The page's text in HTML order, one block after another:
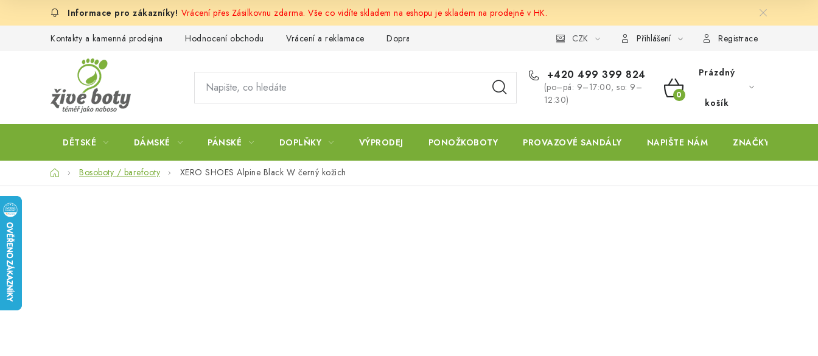
Vrácení přes Zásilkovnu zdarma. Vše co vidíte skladem na eshopu je skladem na prodejně v HK.
Kontakty a kamenná prodejna Hodnocení obchodu Vrácení a reklamace Doprava a platba CZK Přihlášení Registrace
+420 499 399 824
(po–pá: 9–17:00, so: 9–
12:30)
NÁKUPNÍ
KOŠÍK
Prázdný
košík
DĚTSKÉ DÁMSKÉ PÁNSKÉ DOPLŇKY VÝPRODEJ PONOŽKOBOTY PROVAZOVÉ SANDÁLY NAPIŠTE NÁM ZNAČKY
DomůBosoboty / barefooty XERO SHOES Alpine Black W černý kožich